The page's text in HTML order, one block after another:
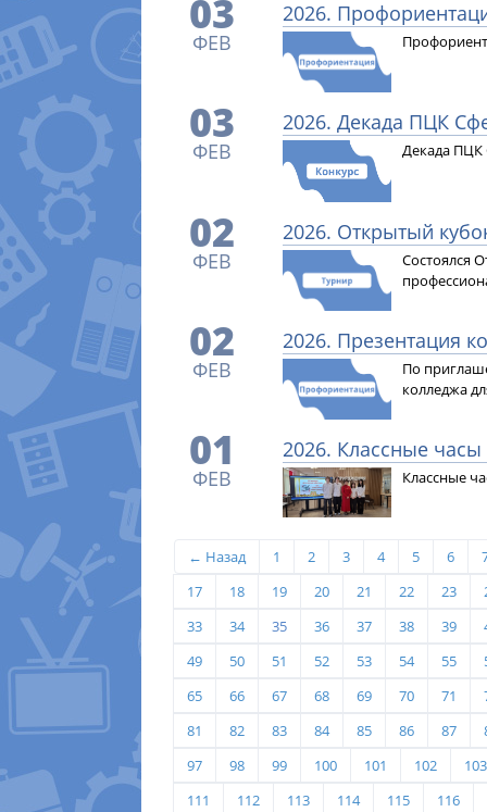
03
ФЕВ
2026.
03
ФЕВ
2026. Декада ПЦК
Декада ПЦК
02
ФЕВ
2026. Открытый
Состоялся
02
ФЕВ
2026. Презентация
​По
колледжа
01
ФЕВ
2026. Классные
Классные
← Назад 1 2 3 4 5 6
17
18 19 20 21 22 23
33
34 35 36 37 38 39
49
50 51 52 53 54 55
65
66 67 68 69 70 71
81
82 83 84 85 86 87
97
98 99 100 101 102
103
111
112 113 114 115
116